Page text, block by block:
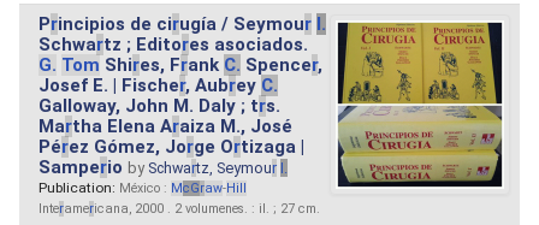
Principios de cirugía / Seymour I.
Schwartz ; Editores asociados.
G. Tom Shires, Frank C. Spencer,
Josef E. | Fischer, Aubrey C.
Galloway, John M. Daly ; trs.
Martha Elena Araiza M., José
Pérez Gómez, Jorge Ortizaga |
Samperio by Schwartz, Seymour I.
Publication: México : McGraw-Hill
Interamericana, 2000 . 2 volumenes. : il. ; 27 cm.